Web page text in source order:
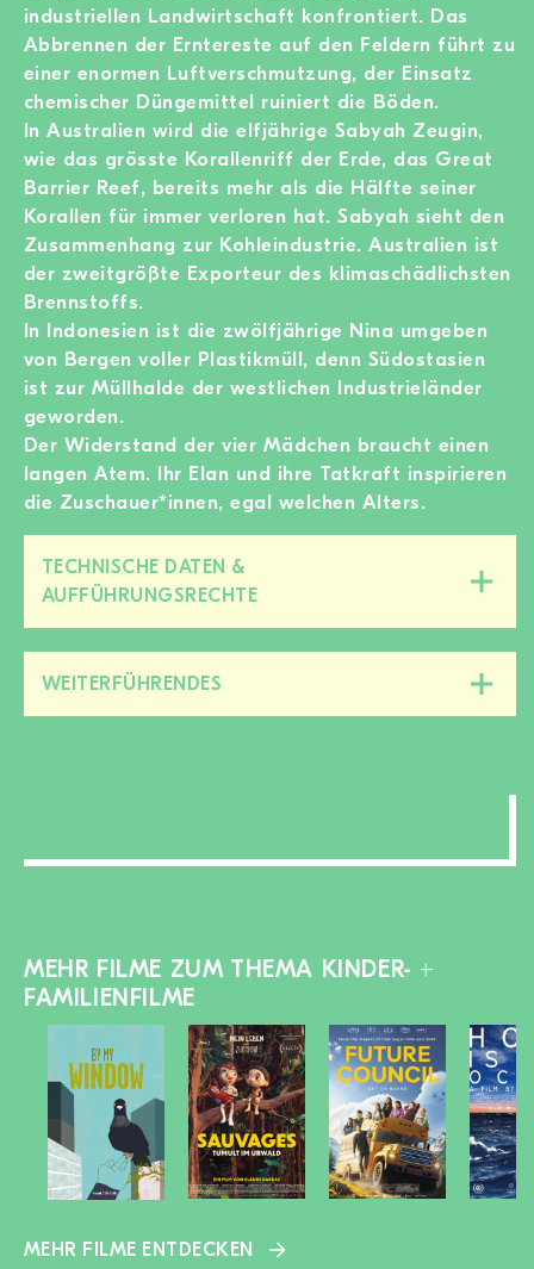
industriellen Landwirtschaft konfrontiert. Das
Abbrennen der Erntereste auf den Feldern führt zu
einer enormen Luftverschmutzung, der Einsatz
chemischer Düngemittel ruiniert die Böden.
In Australien wird die elfjährige Sabyah Zeugin,
wie das grösste Korallenriff der Erde, das Great
Barrier Reef, bereits mehr als die Hälfte seiner
Korallen für immer verloren hat. Sabyah sieht den
Zusammenhang zur Kohleindustrie. Australien ist
der zweitgrößte Exporteur des klimaschädlichsten
Brennstoffs.
In Indonesien ist die zwölfjährige Nina umgeben
von Bergen voller Plastikmüll, denn Südostasien
ist zur Müllhalde der westlichen Industrieländer
geworden.
Der Widerstand der vier Mädchen braucht einen
langen Atem. Ihr Elan und ihre Tatkraft inspirieren
die Zuschauer*innen, egal welchen Alters.
TECHNISCHE DATEN &
AUFFÜHRUNGSRECHTE
WEITERFÜHRENDES
Bereich
MEHR FILME ZUM THEMA KINDER- +
FAMILIENFILME
MEHR FILME ENTDECKEN